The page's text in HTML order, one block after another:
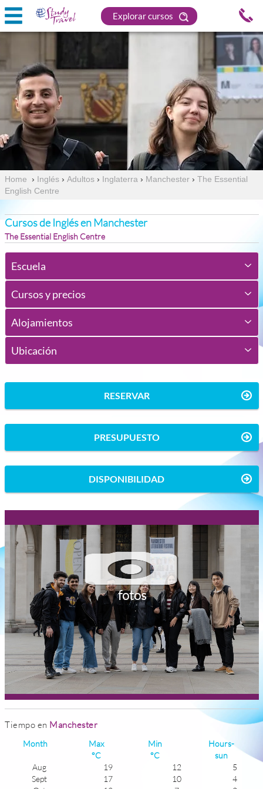
Explorar cursos
Home › Inglés › Adultos › Inglaterra › Manchester › The Essential
English Centre
Cursos de Inglés en Manchester
The Essential English Centre
Escuela
Cursos y precios
Alojamientos
Ubicación
RESERVAR
PRESUPUESTO
DISPONIBILIDAD
fotos
Tiempo en Manchester
Month
Max
°C
Min
°C
Hours-
sun
Aug
19 12
5
Sept
17 10
4